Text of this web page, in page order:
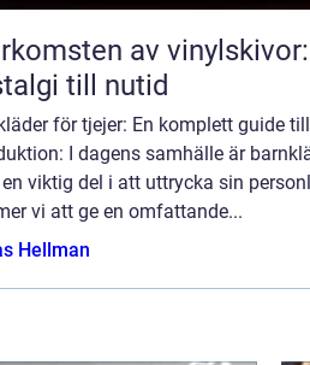
av
till nutid
för tjejer: En komplett guide
I dagens samhälle är
viktig del i att uttrycka sin
vi att ge en omfattande...
Hellman